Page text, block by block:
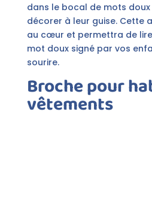
dans le bocal de mots doux
décorer à leur guise. Cette
au cœur et permettra de
mot doux signé par vos
sourire.
Broche pour
vêtements